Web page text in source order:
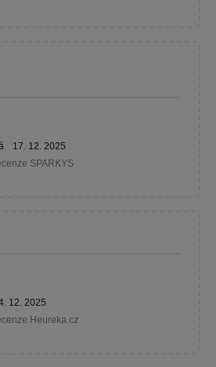
17. 12. 2025
SPARKYS
12. 2025
Heureka.cz